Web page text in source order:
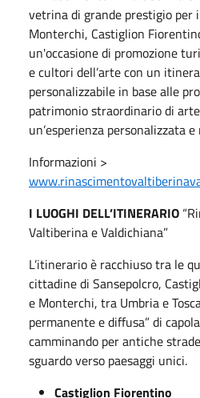
vetrina di grande prestigio per
Monterchi, Castiglion
un'occasione di promozione
e cultori dell’arte con un
personalizzabile in base alle
patrimonio straordinario di
un’esperienza personalizzata
Informazioni >
I LUOGHI DELL’ITINERARIO
Valtiberina e Valdichiana”
L’itinerario è racchiuso tra le
cittadine di Sansepolcro,
e Monterchi, tra Umbria e
permanente e diffusa” di
camminando per antiche
sguardo verso paesaggi unici.
Castiglion Fiorentino